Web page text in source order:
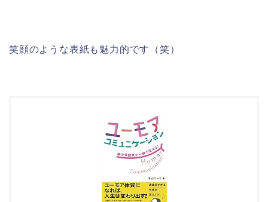
笑顔のような表紙も魅力的です（笑）